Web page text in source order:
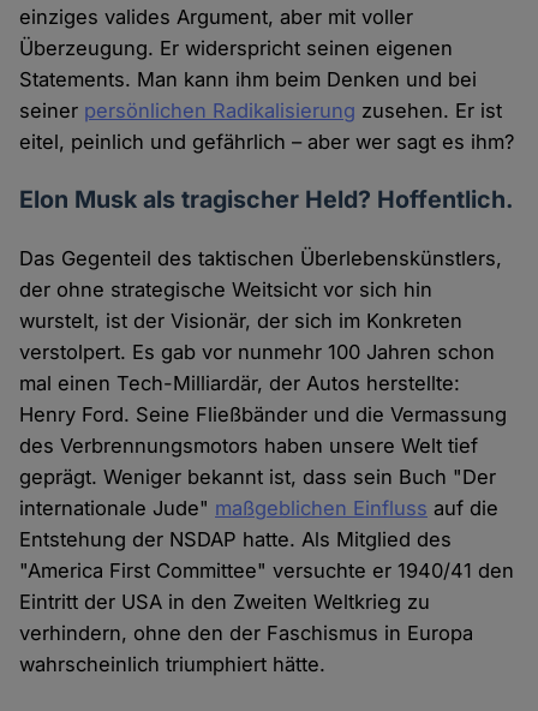
einziges valides Argument, aber mit voller
Überzeugung. Er widerspricht seinen eigenen
Statements. Man kann ihm beim Denken und bei
seiner persönlichen Radikalisierung zusehen. Er ist
eitel, peinlich und gefährlich – aber wer sagt es ihm?
Elon Musk als tragischer Held? Hoffentlich.
Das Gegenteil des taktischen Überlebenskünstlers,
der ohne strategische Weitsicht vor sich hin
wurstelt, ist der Visionär, der sich im Konkreten
verstolpert. Es gab vor nunmehr 100 Jahren schon
mal einen Tech-Milliardär, der Autos herstellte:
Henry Ford. Seine Fließbänder und die Vermassung
des Verbrennungsmotors haben unsere Welt tief
geprägt. Weniger bekannt ist, dass sein Buch "Der
internationale Jude" maßgeblichen Einfluss auf die
Entstehung der NSDAP hatte. Als Mitglied des
"America First Committee" versuchte er 1940/41 den
Eintritt der USA in den Zweiten Weltkrieg zu
verhindern, ohne den der Faschismus in Europa
wahrscheinlich triumphiert hätte.